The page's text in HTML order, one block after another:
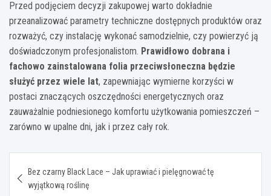
Przed podjęciem decyzji zakupowej warto dokładnie
przeanalizować parametry techniczne dostępnych produktów oraz
rozważyć, czy instalację wykonać samodzielnie, czy powierzyć ją
doświadczonym profesjonalistom. Prawidłowo dobrana i
fachowo zainstalowana folia przeciwsłoneczna będzie
służyć przez wiele lat, zapewniając wymierne korzyści w
postaci znaczących oszczędności energetycznych oraz
zauważalnie podniesionego komfortu użytkowania pomieszczeń –
zarówno w upalne dni, jak i przez cały rok.
wpisu
Bez czarny Black Lace – Jak uprawiać i pielęgnować tę
wyjątkową roślinę